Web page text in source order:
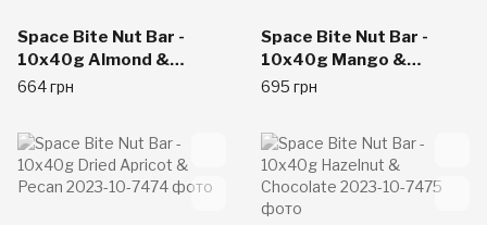
Space Bite Nut Bar -
10x40g Almond &
Cranberry
664 грн
Space Bite Nut Bar -
10x40g Mango &
Coconut
695 грн